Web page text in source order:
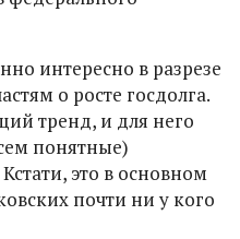
интересно в разрезе
о росте госдолга.
тренд, и для него
понятные)
это в основном
почти ни у кого